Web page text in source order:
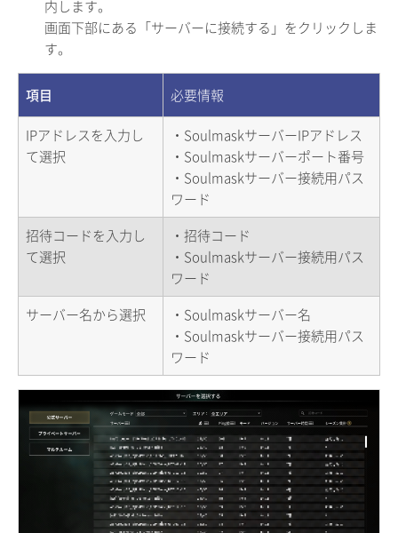
内します。
画面下部にある「サーバーに接続する」をクリックしま
す。
項目 必要情報
IPアドレスを入力し
て選択
・SoulmaskサーバーIPアドレス
・Soulmaskサーバーポート番号
・Soulmaskサーバー接続用パス
ワード
招待コードを入力し
て選択
・招待コード
・Soulmaskサーバー接続用パス
ワード
サーバー名から選択
・Soulmaskサーバー名
・Soulmaskサーバー接続用パス
ワード